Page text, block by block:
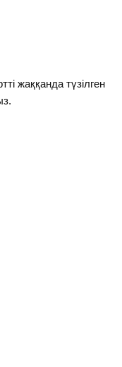
жаққанда түзілген